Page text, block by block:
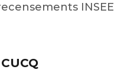
INSEE